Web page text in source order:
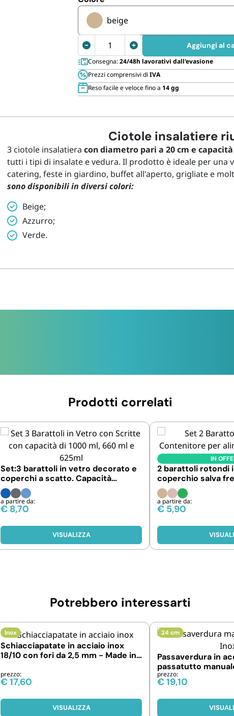
beige
Insalatiere
con
capacità
2
litri
Aggiungi al
Consegna:24/48h lavorativi dall'evasione
Prezzi comprensivi di IVA
Reso facile e veloce fino a 14 gg
Ciotole insalatiere
3 ciotole insalatiera con diametro pari a 20 cm e
tutti i tipi di insalate e vedura. Il prodotto è ideale per una
catering, feste in giardino, buffet all'aperto, grigliate e
sono disponibili in diversi colori:
Beige;
Azzurro;
Verde.
Prodotti correlati
Set:3 barattoli in vetro decorato e
coperchi a scatto. Capacità
1000,660e625 ml
a partire da:
€ 8,70
VISUALIZZA
IN
2 barattoli rotondi
coperchio salva
Capacità 200ml
a partire da:
€ 5,90
Potrebbero interessarti
Inox
Schiacciapatate in acciaio inox
18/10 con fori da 2,5 mm - Made in
prezzo:
€17,60
VISUALIZZA
24 cm
Passaverdura in
passatutto
intercambiabili
prezzo:
€19,10